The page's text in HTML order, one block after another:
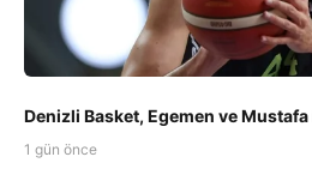
Denizli Basket, Egemen ve
1 gün önce